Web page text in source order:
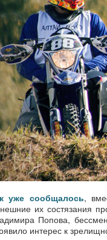
уже сообщалось,
их состязания
Попова,
интерес к